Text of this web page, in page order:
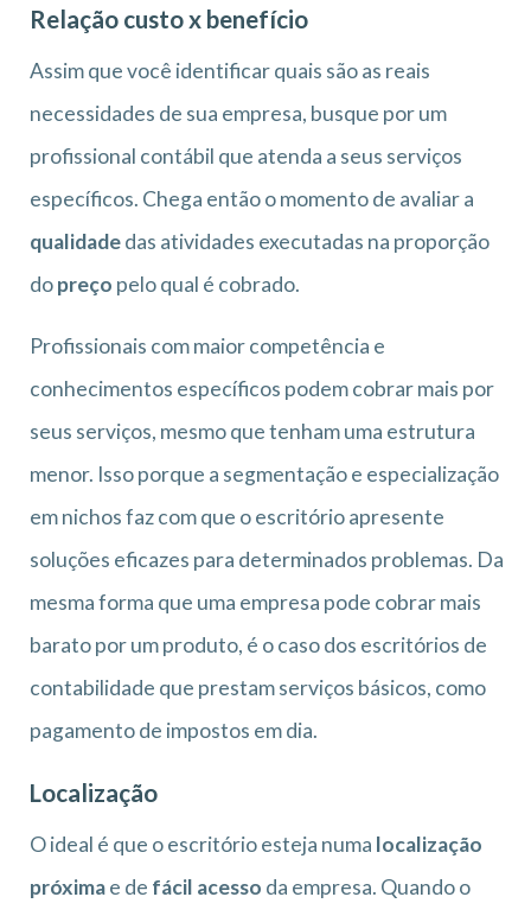
Relação custo x benefício
Assim que você identificar quais são as reais
necessidades de sua empresa, busque por um
profissional contábil que atenda a seus serviços
específicos. Chega então o momento de avaliar a
qualidadedas atividades executadas na proporção
dopreço pelo qual é cobrado.
Profissionais com maior competência e
conhecimentos específicos podem cobrar mais por
seus serviços, mesmo que tenham uma estrutura
menor. Isso porque a segmentação e especialização
em nichos faz com que o escritório apresente
soluções eficazes para determinados problemas. Da
mesma forma que uma empresa pode cobrar mais
barato por um produto, é o caso dos escritórios de
contabilidade que prestam serviços básicos, como
pagamento de impostos em dia.
Localização
O ideal é que o escritório esteja numa localização
próximae de fácil acesso da empresa. Quando o